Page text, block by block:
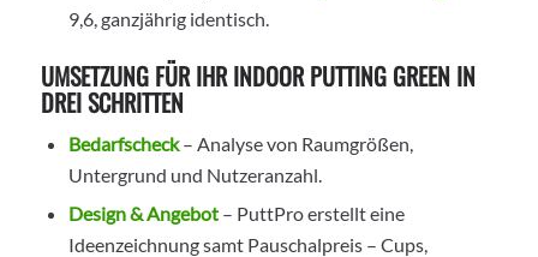
9,6, ganzjährig identisch.
UMSETZUNG FÜR IHR INDOOR PUTTING GREEN IN
DREI SCHRITTEN
Bedarfscheck– Analyse von Raumgrößen,
Untergrund und Nutzeranzahl.
Design & Angebot– PuttPro erstellt eine
Ideenzeichnung samt Pauschalpreis – Cups,